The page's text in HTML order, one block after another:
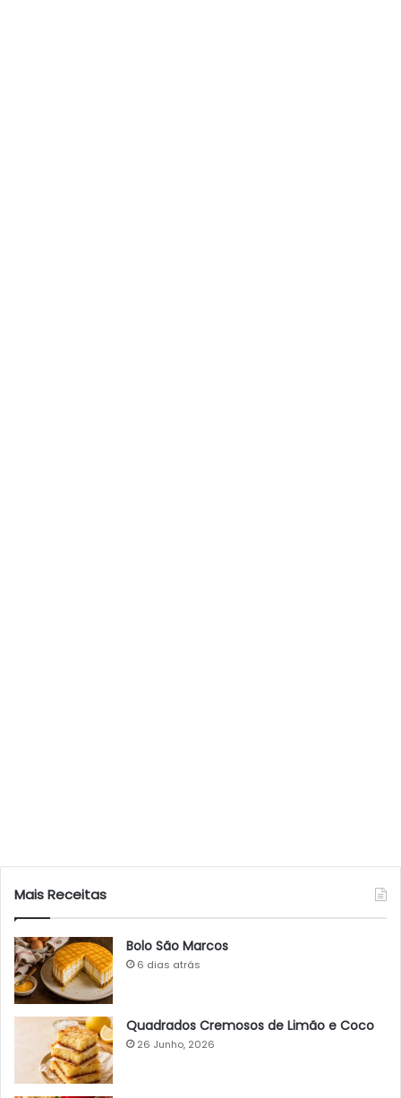
Mais Receitas
Bolo São Marcos
6 dias atrás
Quadrados Cremosos de Limão e Coco
26 Junho, 2026